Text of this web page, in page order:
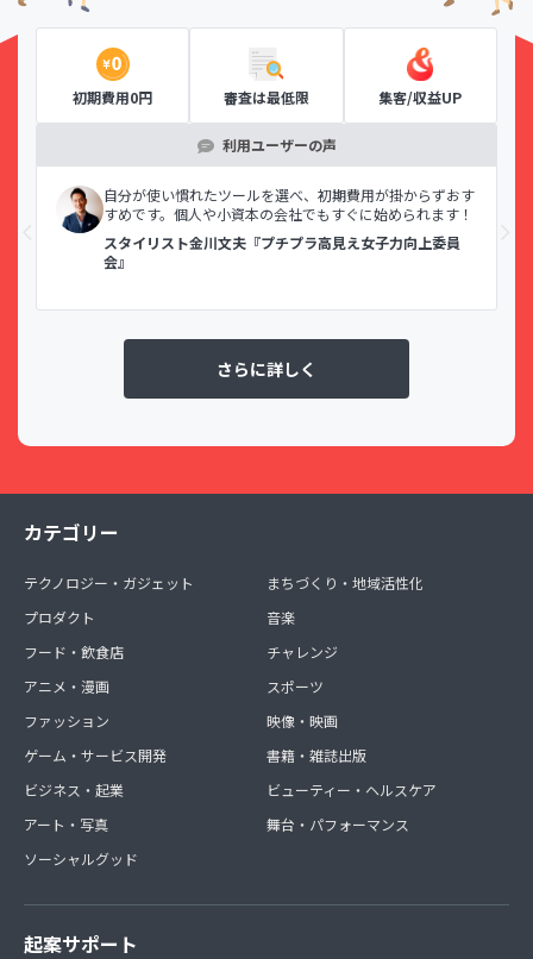
初期費用0円 審査は最低限 集客/収益UP
利用ユーザーの声
自分が使い慣れたツールを選べ、初期費用が掛からずおす
すめです。個人や小資本の会社でもすぐに始められます！
スタイリスト金川文夫『プチプラ高見え女子力向上委員
会』
さらに詳しく
カテゴリー
テクノロジー・ガジェット
プロダクト
フード・飲食店
アニメ・漫画
ファッション
ゲーム・サービス開発
ビジネス・起業
アート・写真
ソーシャルグッド
まちづくり・地域活性化
音楽
チャレンジ
スポーツ
映像・映画
書籍・雑誌出版
ビューティー・ヘルスケア
舞台・パフォーマンス
起案サポート